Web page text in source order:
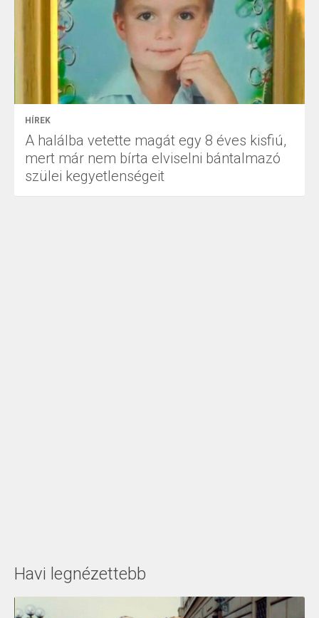
HÍREK
A halálba vetette magát egy 8 éves kisfiú,
mert már nem bírta elviselni bántalmazó
szülei kegyetlenségeit
Havi legnézettebb